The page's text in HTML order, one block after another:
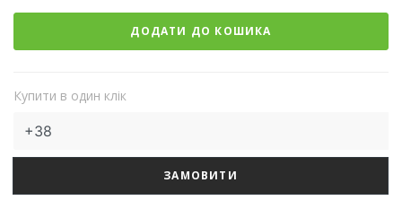
ДОДАТИ ДО КОШИКА
Купити в один клік
ЗАМОВИТИ